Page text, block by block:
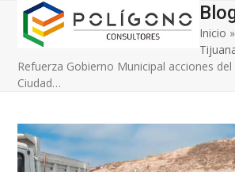
Skip
content
Open
mobile
menu
Close
mobile
menu
Inicio »
Refuerza Gobierno Municipal acciones del
Ciudad…